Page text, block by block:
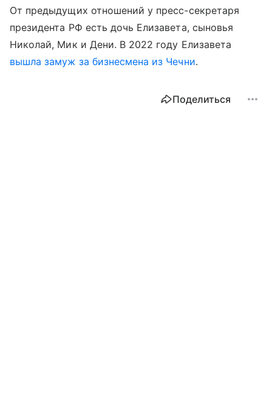
От предыдущих отношений у пресс-секретаря
президента РФ есть дочь Елизавета, сыновья
Николай, Мик и Дени. В 2022 году Елизавета
вышла замуж за бизнесмена из Чечни.
Поделиться